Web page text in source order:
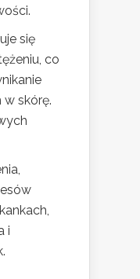
się
co
skórę.
i